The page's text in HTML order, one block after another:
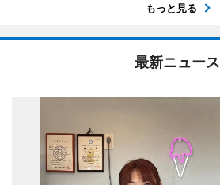
もっと見る
最新ニュース